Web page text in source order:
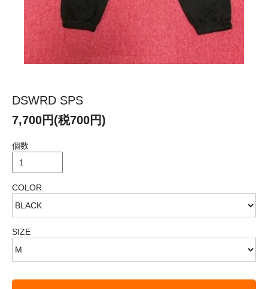
DSWRD SPS
7,700円(税700円)
個数
COLOR
SIZE